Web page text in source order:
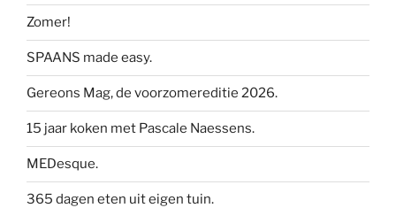
Zomer!
SPAANS made easy.
Gereons Mag, de voorzomereditie 2026.
15 jaar koken met Pascale Naessens.
MEDesque.
365 dagen eten uit eigen tuin.